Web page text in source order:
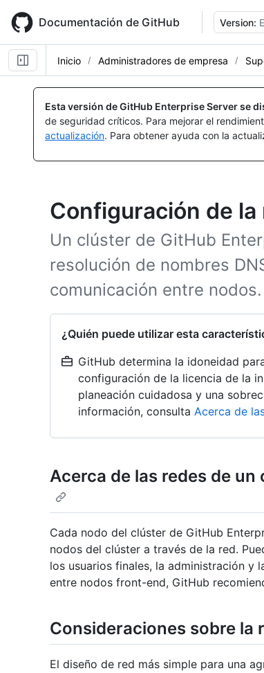
main
content
Documentación de GitHub Version:
Inicio Administradores de empresa
Esta versión de GitHub Enterprise Server se
de seguridad críticos. Para mejorar el
actualización. Para obtener ayuda con la
Configuración de
Un clúster de GitHub
resolución de nombres
comunicación entre nodos.
¿Quién puede utilizar esta
GitHub determina la idoneidad
configuración de la licencia de la
planeación cuidadosa y una
información, consulta Acerca de
Acerca de las redes de
Cada nodo del clúster de GitHub
nodos del clúster a través de la red.
los usuarios finales, la administración y
entre nodos front-end, GitHub
Consideraciones sobre la
El diseño de red más simple para una